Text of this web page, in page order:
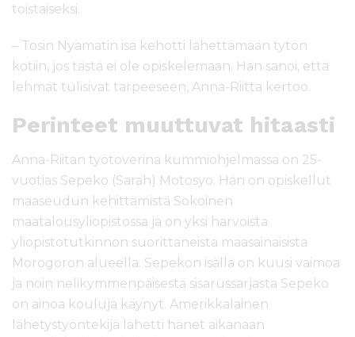
toistaiseksi.
– Tosin Nyamatin isä kehotti lähettämään tytön
kotiin, jos tästä ei ole opiskelemaan. Hän sanoi, että
lehmät tulisivat tarpeeseen, Anna-Riitta kertoo.
Perinteet muuttuvat hitaasti
Anna-Riitan työtoverina kummiohjelmassa on 25-
vuotias Sepeko (Sarah) Motosyo. Hän on opiskellut
maaseudun kehittämistä Sokoinen
maatalousyliopistossa ja on yksi harvoista
yliopistotutkinnon suorittaneista maasainaisista
Morogoron alueella. Sepekon isällä on kuusi vaimoa
ja noin nelikymmenpäisestä sisarussarjasta Sepeko
on ainoa kouluja käynyt. Amerikkalainen
lähetystyöntekijä lähetti hänet aikanaan